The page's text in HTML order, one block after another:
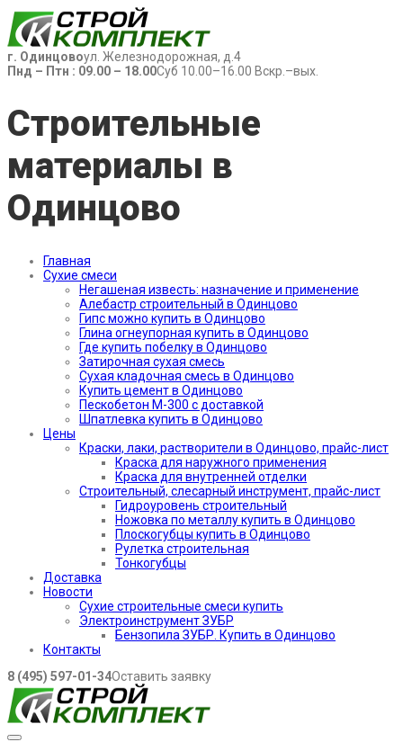
г. Одинцовоул. Железнодорожная, д.4
Пнд – Птн : 09.00 – 18.00Суб 10.00–16.00 Вскр.–вых.
Строительные
материалы в
Одинцово
Главная
Сухие смеси
Негашеная известь: назначение и применение
Алебастр строительный в Одинцово
Гипс можно купить в Одинцово
Глина огнеупорная купить в Одинцово
Где купить побелку в Одинцово
Затирочная сухая смесь
Сухая кладочная смесь в Одинцово
Купить цемент в Одинцово
Пескобетон М-300 с доставкой
Шпатлевка купить в Одинцово
Цены
Краски, лаки, растворители в Одинцово, прайс-лист
Краска для наружного применения
Краска для внутренней отделки
Строительный, слесарный инструмент, прайс-лист
Гидроуровень строительный
Ножовка по металлу купить в Одинцово
Плоскогубцы купить в Одинцово
Рулетка строительная
Тонкогубцы
Доставка
Новости
Сухие строительные смеси купить
Электроинструмент ЗУБР
Бензопила ЗУБР. Купить в Одинцово
Контакты
8 (495) 597-01-34Оставить заявку